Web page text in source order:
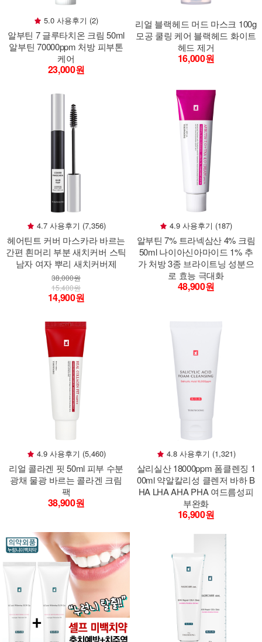
5.0 사용후기 (2)
알부틴 7 글루타치온 크림 50ml
알부틴 70000ppm 처방 피부톤
케어
23,000원
리얼 블랙헤드 머드 마스크 100g
모공 쿨링 케어 블랙헤드 화이트
헤드 제거
16,000원
4.7 사용후기 (7,356)
헤어틴트 커버 마스카라 바르는
간편 흰머리 부분 새치커버 스틱
남자 여자 뿌리 새치커버제
38,000원
15,400원
14,900원
4.9 사용후기 (187)
알부틴 7% 트라넥삼산 4% 크림
50ml 나이아신아마이드 1% 추
가 처방 3종 브라이트닝 성분으
로 효능 극대화
48,900원
4.9 사용후기 (5,460)
리얼 콜라겐 핏 50ml 피부 수분
광채 물광 바르는 콜라겐 크림
팩
38,900원
4.8 사용후기 (1,321)
살리실산 18000ppm 폼클렌징 1
00ml 약알칼리성 클렌저 바하 B
HA LHA AHA PHA 여드름성피
부완화
16,900원